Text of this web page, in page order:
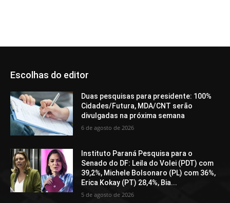
Escolhas do editor
Duas pesquisas para presidente: 100%
Cidades/Futura, MDA/CNT serão
divulgadas na próxima semana
6 de agosto de 2026
Instituto Paraná Pesquisa para o
Senado do DF: Leila do Volei (PDT) com
39,2%, Michele Bolsonaro (PL) com 36%,
Erica Kokay (PT) 28,4%, Bia...
5 de agosto de 2026